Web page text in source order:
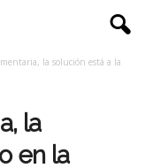
la solución está a la
la
en la